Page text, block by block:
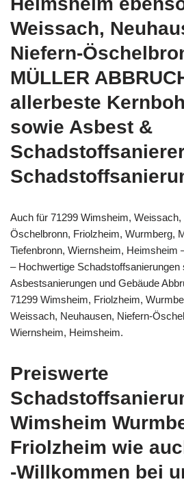
Weissach,
Niefern-
MÜLLER
allerbeste
sowie Asbest &
Auch für 71299 Wimsheim,
Öschelbronn, Friolzheim, Wurmberg,
Tiefenbronn, Wiernsheim, Heimsheim
– Hochwertige Schadstoffsanierungen
Asbestsanierungen und Gebäude
71299 Wimsheim, Friolzheim,
Weissach, Neuhausen, Niefern-
Wiernsheim, Heimsheim.
Preiswerte
Wimsheim
Friolzheim wie
-Willkommen bei